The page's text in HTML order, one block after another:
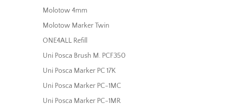
Molotow 4mm
Molotow Marker Twin
ONE4ALL Refill
Uni Posca Brush M. PCF350
Uni Posca Marker PC 17K
Uni Posca Marker PC-1MC
Uni Posca Marker PC-1MR